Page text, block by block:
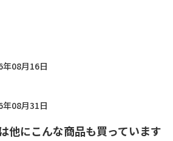
08月16日
08月31日
他にこんな商品も買っています